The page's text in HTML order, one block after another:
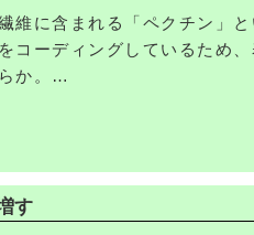
維に含まれる「ペクチン」
コーディングしているため
か。
付きにくいのでアレルギー
子様にも安心の素材です。
す